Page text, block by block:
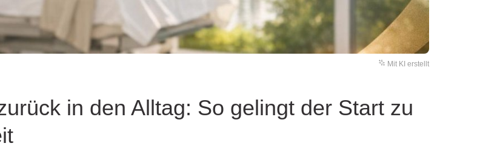
Mit KI erstellt
in den Alltag: So gelingt der Start zu